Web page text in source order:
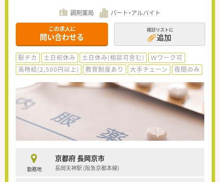
調剤薬局 パート・アルバイト
この求人に
問い合わせる
検討リストに
追加
駅チカ 土日祝休み 土日休み(相談可含む)
Ｗワーク可
高時給(2,500円以上)
教育制度あり 大手チェーン 夜間のみ
勤務地
京都府 長岡京市
長岡天神駅 (阪急京都本線)